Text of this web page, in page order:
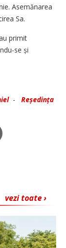
Asemănarea
Sa.
primit
se și
- Reședința
vezi toate ›